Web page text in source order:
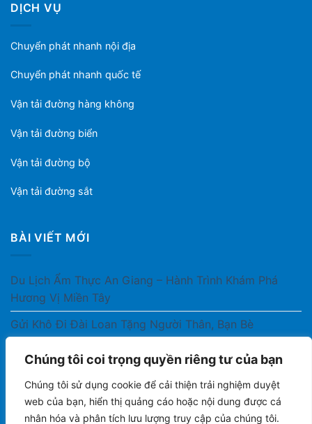
Chúng tôi coi trọng quyền riêng tư của bạn
Chúng tôi sử dụng cookie để cải thiện trải nghiệm duyệt
web của bạn, hiển thị quảng cáo hoặc nội dung được cá
nhân hóa và phân tích lưu lượng truy cập của chúng tôi.
DỊCH VỤ
Chuyển phát nhanh nội địa
Chuyển phát nhanh quốc tế
Vận tải đường hàng không
Vận tải đường biển
Vận tải đường bộ
Vận tải đường sắt
BÀI VIẾT MỚI
Du Lịch Ẩm Thực An Giang – Hành Trình Khám Phá
Hương Vị Miền Tây
Gửi Khô Đi Đài Loan Tặng Người Thân, Bạn Bè
Gửi Thuốc Cho Người Thân Ở Nước Ngoài Có Được
Không?
Gửi Công Văn, Tài Liệu Hỏa Tốc Từ Nam Ra Bắc
Gửi Cà Phê Đóng Gói Sang Áo Có Được Không?